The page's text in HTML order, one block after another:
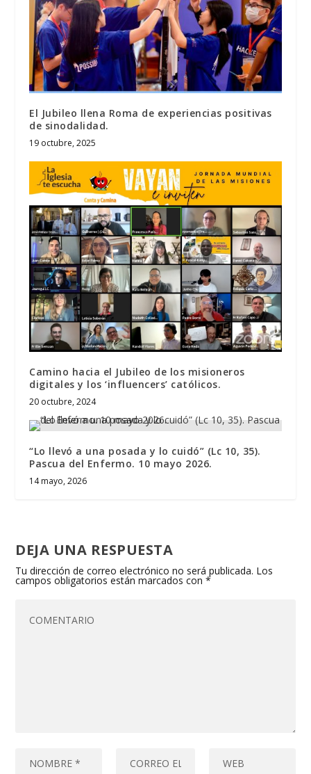
El Jubileo llena Roma de experiencias positivas
de sinodalidad.
19 octubre, 2025
Camino hacia el Jubileo de los misioneros
digitales y los ‘influencers’ católicos.
20 octubre, 2024
“Lo llevó a una posada y lo cuidó” (Lc 10, 35).
Pascua del Enfermo. 10 mayo 2026.
14 mayo, 2026
DEJA UNA RESPUESTA
Tu dirección de correo electrónico no será publicada. Los
campos obligatorios están marcados con*